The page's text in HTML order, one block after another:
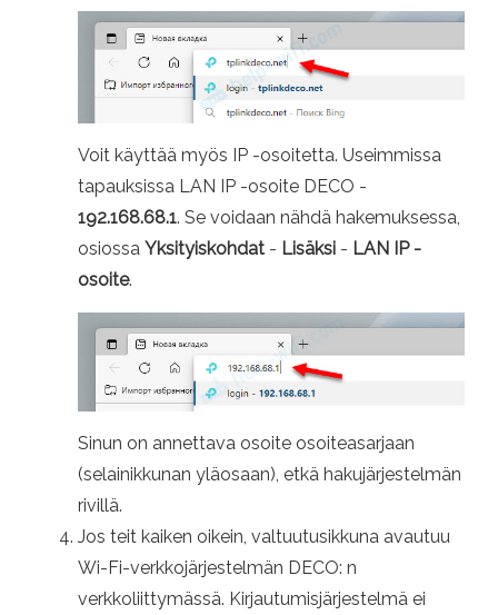
Voit käyttää myös IP -osoitetta. Useimmissa
tapauksissa LAN IP -osoite DECO -
192.168.68.1. Se voidaan nähdä hakemuksessa,
osiossa Yksityiskohdat - Lisäksi - LAN IP -
osoite.
Sinun on annettava osoite osoiteasarjaan
(selainikkunan yläosaan), etkä hakujärjestelmän
rivillä.
Jos teit kaiken oikein, valtuutusikkuna avautuu
Wi-Fi-verkkojärjestelmän DECO: n
verkkoliittymässä. Kirjautumisjärjestelmä ei